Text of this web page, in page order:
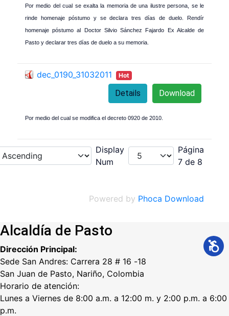
Por medio del cual se exalta la memoria de una ilustre persona, se le
rinde homenaje póstumo y se declara tres días de duelo. Rendír
homenaje póstumo al Doctor Silvio Sánchez Fajardo Ex Alcalde de
Pasto y declarar tres días de duelo a su memoria.
dec_0190_31032011 Hot
Download
Details
Por medio del cual se modifica el decreto 0920 de 2010.
Display
Num
Página
7 de 8
Powered by Phoca Download
Alcaldía de Pasto
Dirección Principal:
Sede San Andres: Carrera 28 # 16 -18
San Juan de Pasto, Nariño, Colombia
Horario de atención:
Lunes a Viernes de 8:00 a.m. a 12:00 m. y 2:00 p.m. a 6:00
p.m.